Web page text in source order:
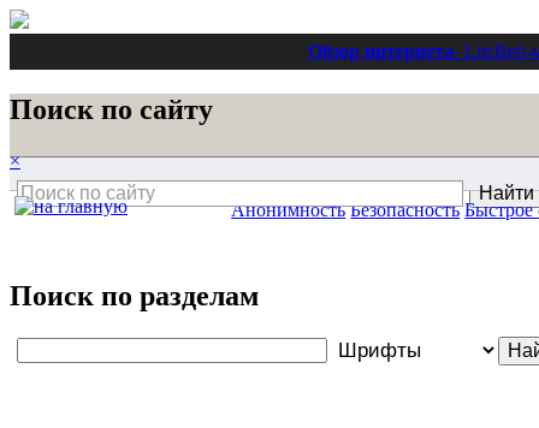
Обзор интернета- LiteВеб-
Поиск по сайту
×
Поиск по разделам
Анонимность Безопасность Быстрое